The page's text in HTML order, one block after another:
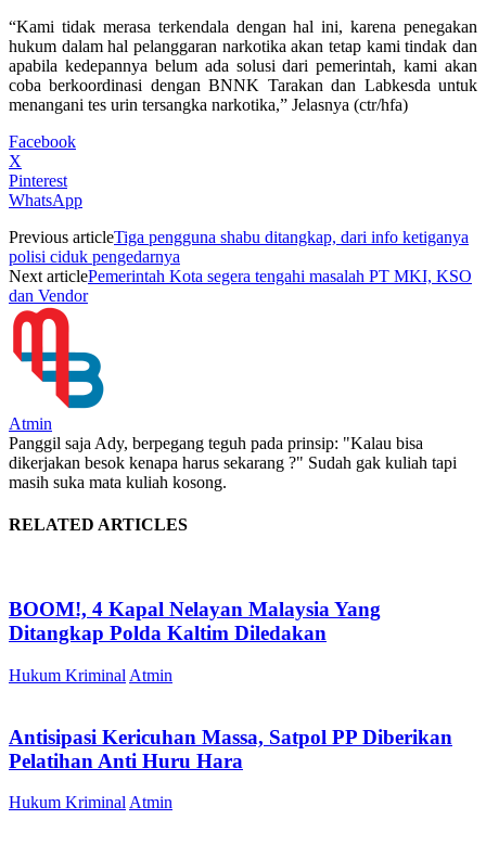
“Kami tidak merasa terkendala dengan hal ini, karena penegakan
hukum dalam hal pelanggaran narkotika akan tetap kami tindak dan
apabila kedepannya belum ada solusi dari pemerintah, kami akan
coba berkoordinasi dengan BNNK Tarakan dan Labkesda untuk
menangani tes urin tersangka narkotika,” Jelasnya (ctr/hfa)
Facebook
X
Pinterest
WhatsApp
Previous articleTiga pengguna shabu ditangkap, dari info ketiganya
polisi ciduk pengedarnya
Next articlePemerintah Kota segera tengahi masalah PT MKI, KSO
dan Vendor
Atmin
Panggil saja Ady, berpegang teguh pada prinsip: "Kalau bisa
dikerjakan besok kenapa harus sekarang ?" Sudah gak kuliah tapi
masih suka mata kuliah kosong.
RELATED ARTICLES
BOOM!, 4 Kapal Nelayan Malaysia Yang
Ditangkap Polda Kaltim Diledakan
Hukum Kriminal Atmin
Antisipasi Kericuhan Massa, Satpol PP Diberikan
Pelatihan Anti Huru Hara
Hukum Kriminal Atmin